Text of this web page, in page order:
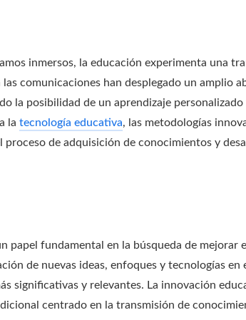
inmersos, la educación experimenta una
comunicaciones han desplegado un amplio
la posibilidad de un aprendizaje personalizado
la tecnología educativa, las metodologías
proceso de adquisición de conocimientos y
papel fundamental en la búsqueda de mejorar
de nuevas ideas, enfoques y tecnologías
significativas y relevantes. La innovación
centrado en la transmisión de